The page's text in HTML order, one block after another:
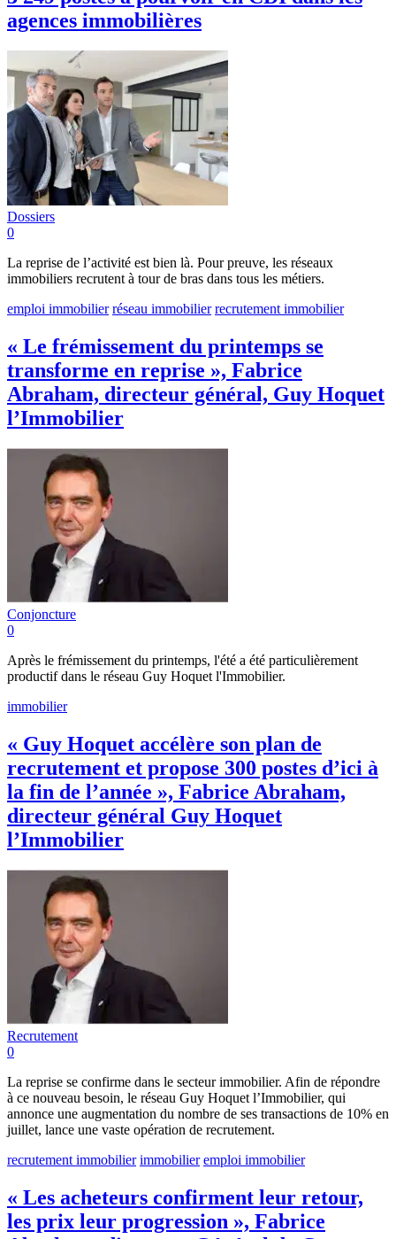
agences immobilières
Dossiers
0
La reprise de l’activité est bien là. Pour preuve, les réseaux
immobiliers recrutent à tour de bras dans tous les métiers.
emploi immobilier réseau immobilier recrutement immobilier
« Le frémissement du printemps se
transforme en reprise », Fabrice
Abraham, directeur général, Guy Hoquet
l’Immobilier
Conjoncture
0
Après le frémissement du printemps, l'été a été particulièrement
productif dans le réseau Guy Hoquet l'Immobilier.
immobilier
« Guy Hoquet accélère son plan de
recrutement et propose 300 postes d’ici à
la fin de l’année », Fabrice Abraham,
directeur général Guy Hoquet
l’Immobilier
Recrutement
0
La reprise se confirme dans le secteur immobilier. Afin de répondre
à ce nouveau besoin, le réseau Guy Hoquet l’Immobilier, qui
annonce une augmentation du nombre de ses transactions de 10% en
juillet, lance une vaste opération de recrutement.
recrutement immobilier immobilier emploi immobilier
« Les acheteurs confirment leur retour,
les prix leur progression », Fabrice